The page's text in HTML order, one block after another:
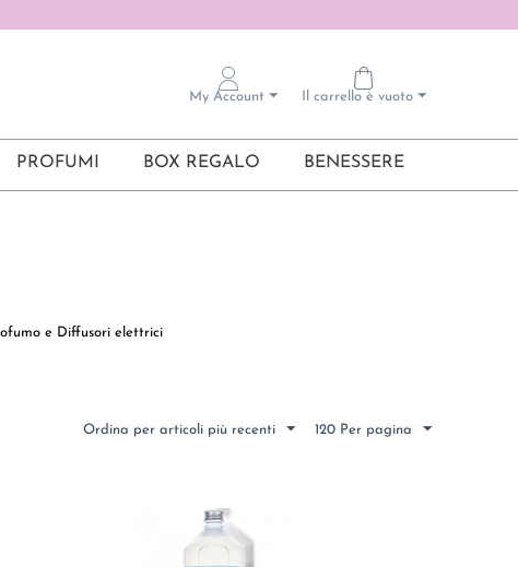
Il carrello è vuoto
My Account
PROFUMI BOX REGALO BENESSERE
e Diffusori elettrici
Ordina per articoli più recenti 120 Per pagina